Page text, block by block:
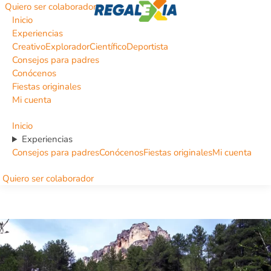
Quiero ser colaborador
Inicio
Experiencias
CreativoExploradorCientíficoDeportista
Consejos para padres
Conócenos
Fiestas originales
Mi cuenta
Inicio
Experiencias
Consejos para padresConócenosFiestas originalesMi cuenta
Quiero ser colaborador